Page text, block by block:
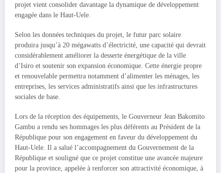
projet vient consolider davantage la dynamique de développement
engagée dans le Haut-Uele.
Selon les données techniques du projet, le futur parc solaire
produira jusqu’à 20 mégawatts d’électricité, une capacité qui devrait
considérablement améliorer la desserte énergétique de la ville
d’Isiro et soutenir son expansion économique. Cette énergie propre
et renouvelable permettra notamment d’alimenter les ménages, les
entreprises, les services administratifs ainsi que les infrastructures
sociales de base.
Lors de la réception des équipements, le Gouverneur Jean Bakomito
Gambu a rendu ses hommages les plus déférents au Président de la
République pour son engagement en faveur du développement du
Haut-Uele. Il a salué l’accompagnement du Gouvernement de la
République et souligné que ce projet constitue une avancée majeure
pour la province, appelée à renforcer son attractivité économique, à